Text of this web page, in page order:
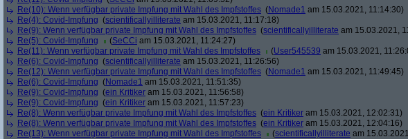
Re(10): Wenn verfügbar private Impfung mit Wahl des Impfstoffes (Nomade1 am 15.03.2021, 11:14:30)
Re(4): Covid-Impfung (scientificallyilliterate am 15.03.2021, 11:17:18)
Re(9): Wenn verfügbar private Impfung mit Wahl des Impfstoffes (scientificallyilliterate am 15.03.2021,
Re(5): Covid-Impfung
(SeCCi am 15.03.2021, 11:24:27)
Re(11): Wenn verfügbar private Impfung mit Wahl des Impfstoffes
(User545539 am 15.03.2021,
Re(6): Covid-Impfung (scientificallyilliterate am 15.03.2021, 11:26:56)
Re(12): Wenn verfügbar private Impfung mit Wahl des Impfstoffes (Nomade1 am 15.03.2021, 11:49:45)
Re(6): Covid-Impfung (Nomade1 am 15.03.2021, 11:51:35)
Re(9): Covid-Impfung (ein Kritiker am 15.03.2021, 11:56:58)
Re(9): Covid-Impfung (ein Kritiker am 15.03.2021, 11:57:23)
Re(8): Wenn verfügbar private Impfung mit Wahl des Impfstoffes (ein Kritiker am 15.03.2021, 12:02:31)
Re(8): Wenn verfügbar private Impfung mit Wahl des Impfstoffes (ein Kritiker am 15.03.2021, 12:04:16)
Re(13): Wenn verfügbar private Impfung mit Wahl des Impfstoffes
(scientificallyilliterate am